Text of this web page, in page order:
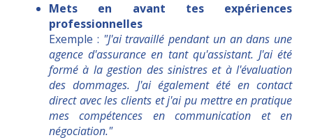
Mets en avant tes expériences
professionnelles
Exemple : "J'ai travaillé pendant un an dans une
agence d'assurance en tant qu'assistant. J'ai été
formé à la gestion des sinistres et à l'évaluation
des dommages. J'ai également été en contact
direct avec les clients et j'ai pu mettre en pratique
mes compétences en communication et en
négociation."